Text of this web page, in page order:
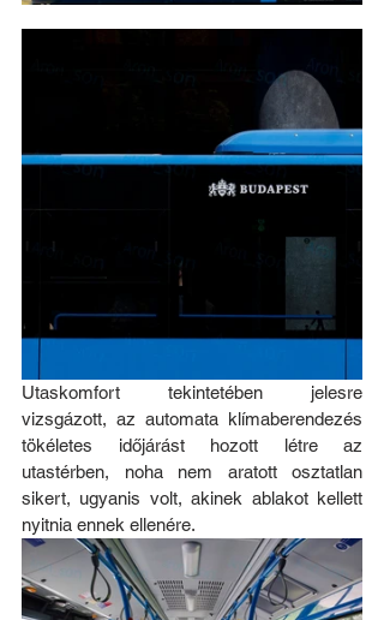
Utaskomfort tekintetében jelesre
vizsgázott, az automata klímaberendezés
tökéletes időjárást hozott létre az
utastérben, noha nem aratott osztatlan
sikert, ugyanis volt, akinek ablakot kellett
nyitnia ennek ellenére.